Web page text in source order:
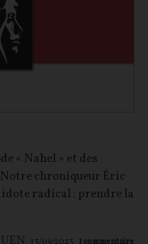
« Nahel » et des
Notre chroniqueur Éric
radical : prendre la
13/09/2023 1 commentaire